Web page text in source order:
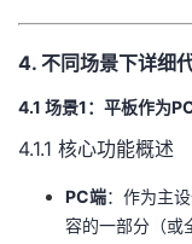
4. 不同场景下详细
4.1 场景1：平板作为
4.1.1 核心功能概述
​PC端​：作为主
容的一部分（或